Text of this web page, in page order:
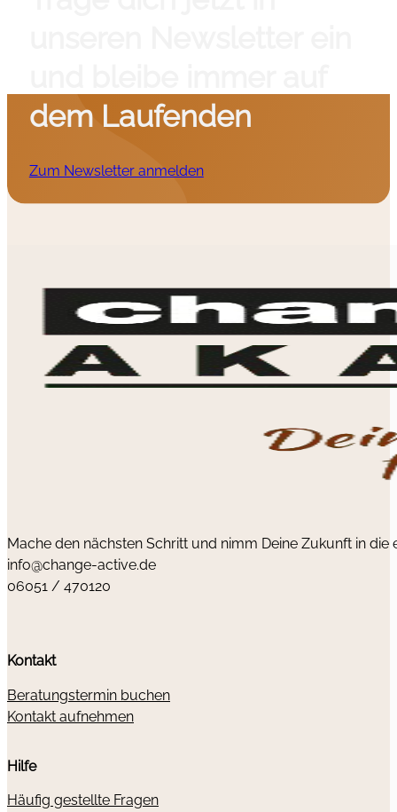
dem Laufenden
Zum Newsletter anmelden
Mache den nächsten Schritt und nimm Deine Zukunft in die
info@change-active.de
06051 / 470120
Kontakt
Beratungstermin buchen
Kontakt aufnehmen
Hilfe
Häufig gestellte Fragen